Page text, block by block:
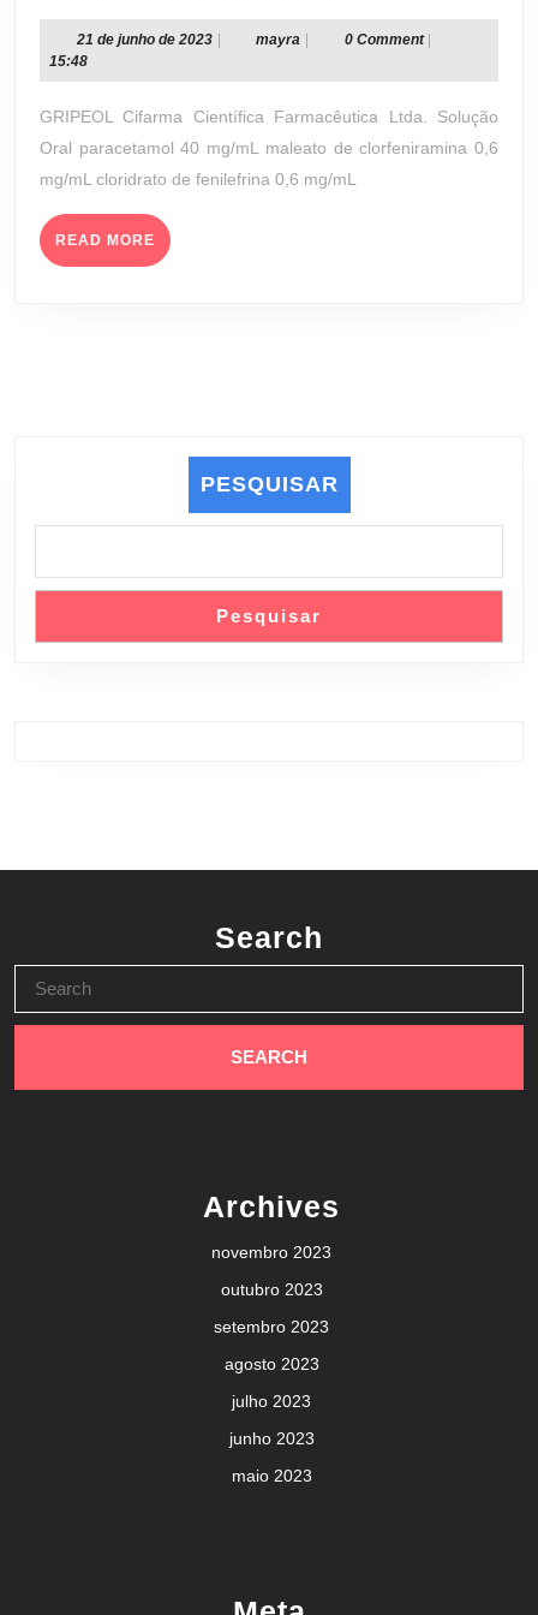
SOLUÇÃO
ORAL
+
0,6
MG/ML
21 de junho de 202321
junho
2023
mayra mayra 0 Comment
15:48
GRIPEOL Cifarma Científica Farmacêutica Ltda. Solução
Oral paracetamol 40 mg/mL maleato de clorfeniramina 0,6
mg/mL cloridrato de fenilefrina 0,6 mg/mL
READ MORE READ
MORE
PESQUISAR
Pesquisar
Search
for:
Archives
novembro 2023
outubro 2023
setembro 2023
agosto 2023
julho 2023
junho 2023
maio 2023